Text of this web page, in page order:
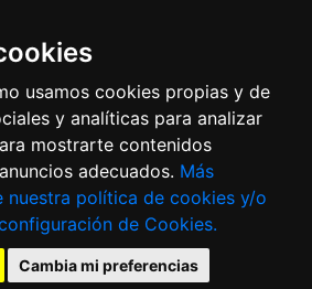
usamos cookies propias y de
y analíticas para analizar
mostrarte contenidos
adecuados. Más
nuestra política de cookies y/o
de Cookies.
Cambia mi preferencias